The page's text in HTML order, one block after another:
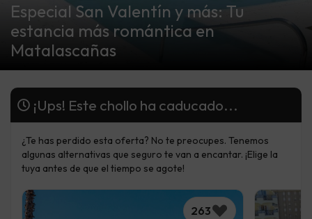
Especial San Valentín y más: Tu
estancia más romántica en
Matalascañas
¡Ups! Este chollo ha caducado...
¿Te has perdido esta oferta? No te preocupes. Tenemos
algunas alternativas que seguro te van a encantar. ¡Elige la
tuya antes de que el tiempo se agote!
263